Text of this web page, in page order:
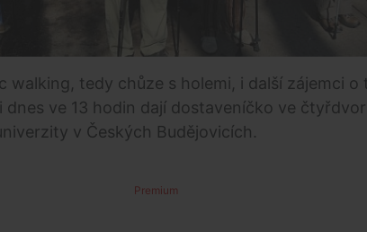
walking, tedy chůze s holemi, i další zájemci o
ve 13 hodin dají dostaveníčko ve
v Českých Budějovicích.
Premium